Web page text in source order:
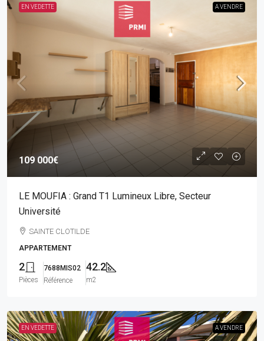
EN VEDETTE A VENDRE
109 000€
LE MOUFIA : Grand T1 Lumineux Libre, Secteur
Université
SAINTE CLOTILDE
APPARTEMENT
2
Pièces
7688MIS02
Référence
42.2
m2
EN VEDETTE A VENDRE